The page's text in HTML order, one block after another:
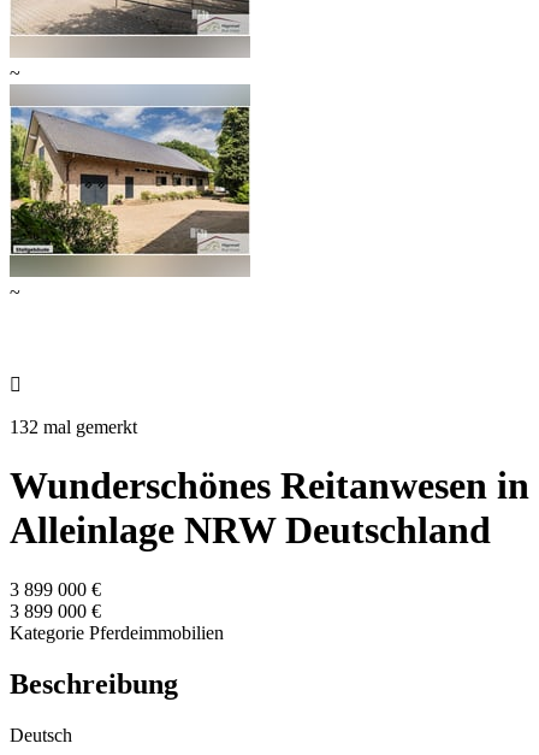
~
~

132 mal gemerkt
Wunderschönes Reitanwesen in
Alleinlage NRW Deutschland
3 899 000 €
3 899 000 €
Kategorie Pferdeimmobilien
Beschreibung
Deutsch